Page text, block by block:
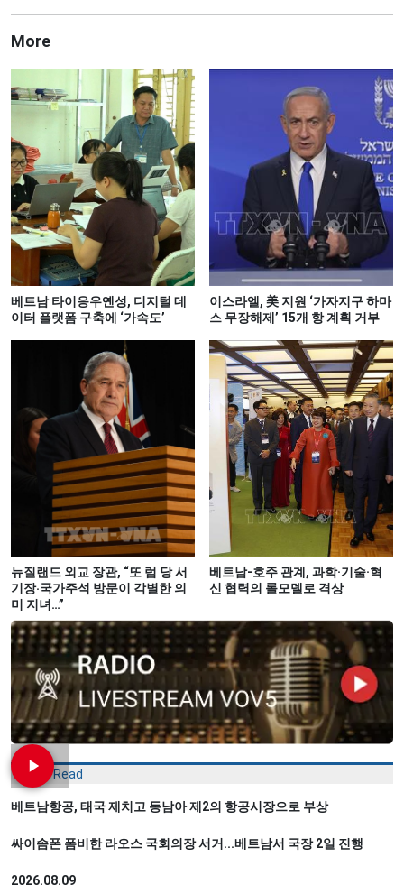
More
베트남 타이응우옌성, 디지털 데
이터 플랫폼 구축에 ‘가속도’
이스라엘, 美 지원 ‘가자지구 하마
스 무장해제’ 15개 항 계획 거부
뉴질랜드 외교 장관, “또 럼 당 서
기장‧국가주석 방문이 각별한 의
미 지녀…”
베트남-호주 관계, 과학·기술·혁
신 협력의 롤모델로 격상
Most Read
베트남항공, 태국 제치고 동남아 제2의 항공시장으로 부상
싸이솜폰 폼비한 라오스 국회의장 서거...베트남서 국장 2일 진행
2026.08.09